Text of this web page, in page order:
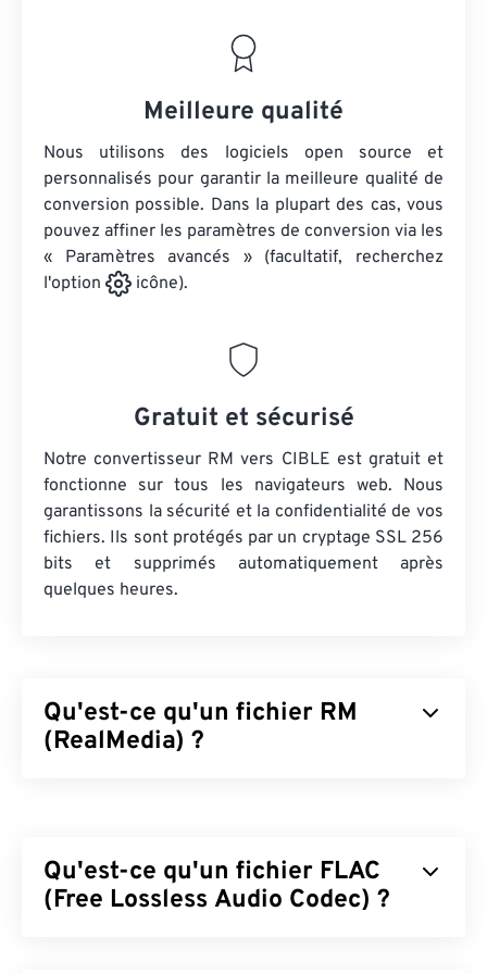
Meilleure qualité
Nous utilisons des logiciels open source et
personnalisés pour garantir la meilleure qualité de
conversion possible. Dans la plupart des cas, vous
pouvez affiner les paramètres de conversion via les
« Paramètres avancés » (facultatif, recherchez
l'option
icône).
Gratuit et sécurisé
Notre convertisseur RM vers CIBLE est gratuit et
fonctionne sur tous les navigateurs web. Nous
garantissons la sécurité et la confidentialité de vos
fichiers. Ils sont protégés par un cryptage SSL 256
bits et supprimés automatiquement après
quelques heures.
Qu'est-ce qu'un fichier RM
(RealMedia) ?
contenu sur Internet. RM compresse la vidéo avec
un codec RealVideo et l'audio avec un codec
Qu'est-ce qu'un fichier FLAC
(Free Lossless Audio Codec) ?